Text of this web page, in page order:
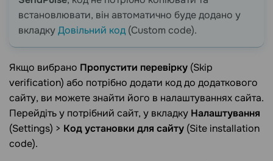
встановлювати, він автоматично буде додано у
вкладкуДовільний код (Custom code).
Якщо вибрано Пропустити перевірку (Skip
verification) або потрібно додати код до додаткового
сайту, ви можете знайти його в налаштуваннях сайта.
Перейдіть у потрібний сайт, у вкладку Налаштування
(Settings) > Код установки для сайту (Site installation
code).